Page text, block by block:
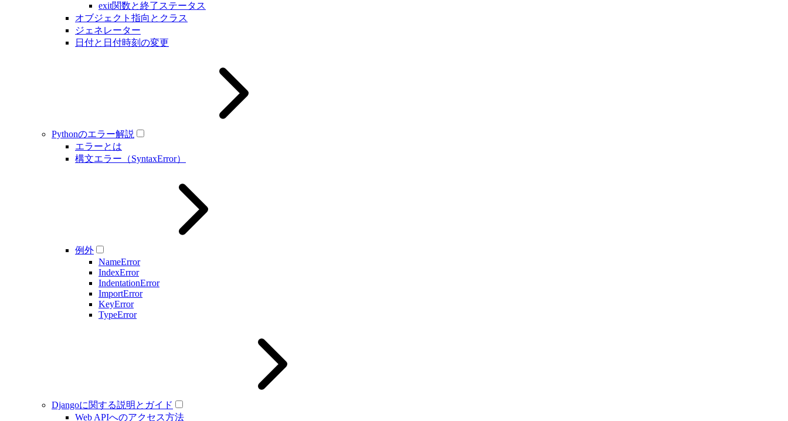
exit関数と終了ステータス
オブジェクト指向とクラス
ジェネレーター
日付と日付時刻の変更
Pythonのエラー解説
エラーとは
構文エラー（SyntaxError）
例外
NameError
IndexError
IndentationError
ImportError
KeyError
TypeError
Djangoに関する説明とガイド
Web APIへのアクセス方法